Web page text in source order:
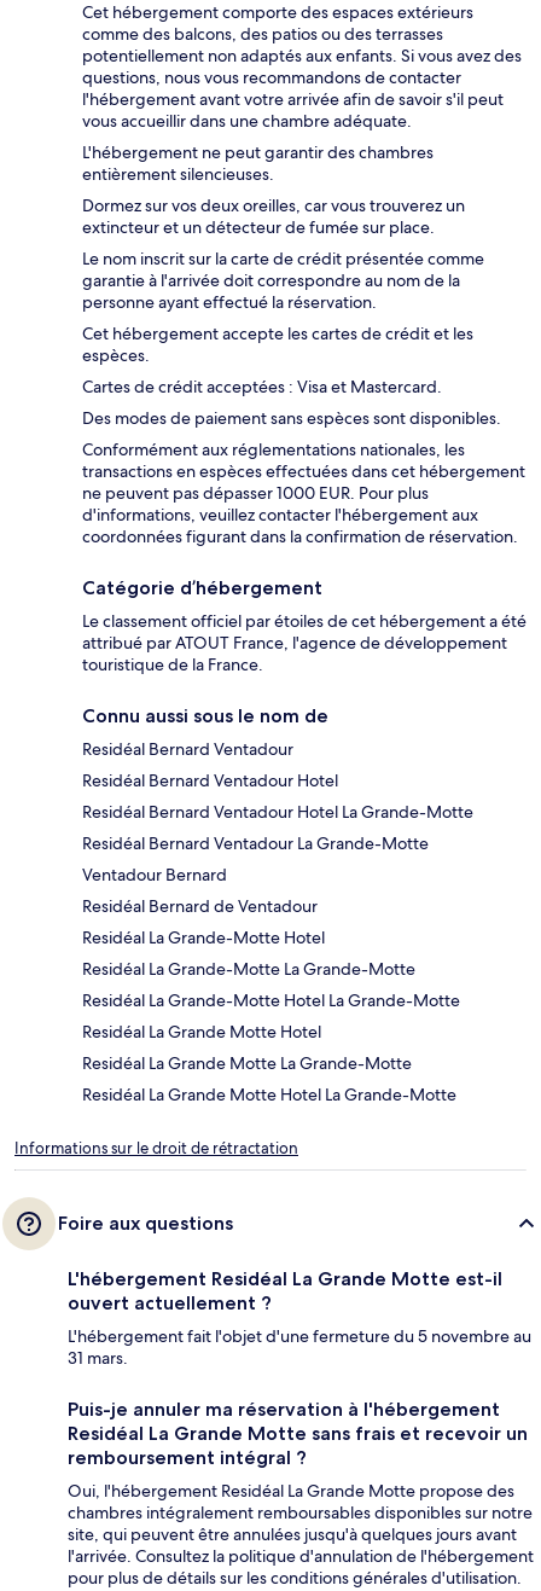
Cet hébergement comporte des espaces extérieurs
comme des balcons, des patios ou des terrasses
potentiellement non adaptés aux enfants. Si vous avez des
questions, nous vous recommandons de contacter
l'hébergement avant votre arrivée afin de savoir s'il peut
vous accueillir dans une chambre adéquate.
L'hébergement ne peut garantir des chambres
entièrement silencieuses.
Dormez sur vos deux oreilles, car vous trouverez un
extincteur et un détecteur de fumée sur place.
Le nom inscrit sur la carte de crédit présentée comme
garantie à l'arrivée doit correspondre au nom de la
personne ayant effectué la réservation.
Cet hébergement accepte les cartes de crédit et les
espèces.
Cartes de crédit acceptées : Visa et Mastercard.
Des modes de paiement sans espèces sont disponibles.
Conformément aux réglementations nationales, les
transactions en espèces effectuées dans cet hébergement
ne peuvent pas dépasser 1000 EUR. Pour plus
d'informations, veuillez contacter l'hébergement aux
coordonnées figurant dans la confirmation de réservation.
Catégorie d’hébergement
Le classement officiel par étoiles de cet hébergement a été
attribué par ATOUT France, l'agence de développement
touristique de la France.
Connu aussi sous le nom de
Residéal Bernard Ventadour
Residéal Bernard Ventadour Hotel
Residéal Bernard Ventadour Hotel La Grande-Motte
Residéal Bernard Ventadour La Grande-Motte
Ventadour Bernard
Residéal Bernard de Ventadour
Residéal La Grande-Motte Hotel
Residéal La Grande-Motte La Grande-Motte
Residéal La Grande-Motte Hotel La Grande-Motte
Residéal La Grande Motte Hotel
Residéal La Grande Motte La Grande-Motte
Residéal La Grande Motte Hotel La Grande-Motte
Informations sur le droit de rétractation
Foire aux questions
L'hébergement Residéal La Grande Motte est-il
ouvert actuellement ?
L'hébergement fait l'objet d'une fermeture du 5 novembre au
31 mars.
Puis-je annuler ma réservation à l'hébergement
Residéal La Grande Motte sans frais et recevoir un
remboursement intégral ?
Oui, l'hébergement Residéal La Grande Motte propose des
chambres intégralement remboursables disponibles sur notre
site, qui peuvent être annulées jusqu'à quelques jours avant
l'arrivée. Consultez la politique d'annulation de l'hébergement
pour plus de détails sur les conditions générales d'utilisation.